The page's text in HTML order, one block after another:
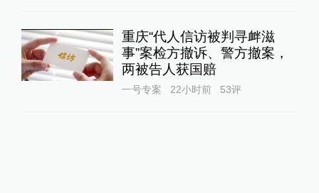
重庆“代人信访被判寻衅滋
事”案检方撤诉、警方撤案，
两被告人获国赔
一号专案 22小时前 53评